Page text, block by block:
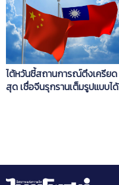
ไต้หวันชี้สถานการณ์ตึงเครียด
สุด เชื่อจีนรุกรานเต็มรูปแบบได้